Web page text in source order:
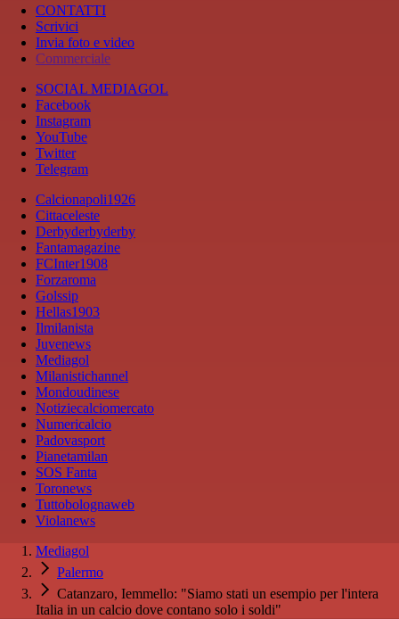
CONTATTI
Scrivici
Invia foto e video
Commerciale
SOCIAL MEDIAGOL
Facebook
Instagram
YouTube
Twitter
Telegram
Calcionapoli1926
Cittaceleste
Derbyderbyderby
Fantamagazine
FCInter1908
Forzaroma
Golssip
Hellas1903
Ilmilanista
Juvenews
Mediagol
Milanistichannel
Mondoudinese
Notiziecalciomercato
Numericalcio
Padovasport
Pianetamilan
SOS Fanta
Toronews
Tuttobolognaweb
Violanews
Mediagol
Palermo
Catanzaro, Iemmello: "Siamo stati un esempio per l'intera
Italia in un calcio dove contano solo i soldi"